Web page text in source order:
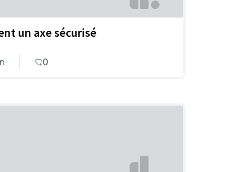
un axe sécurisé
0